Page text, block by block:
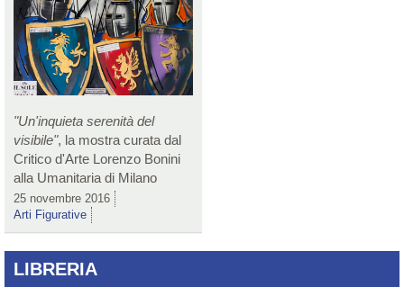
"Un'inquieta serenità del
visibile", la mostra curata dal
Critico d'Arte Lorenzo Bonini
alla Umanitaria di Milano
25 novembre 2016
Arti Figurative
LIBRERIA